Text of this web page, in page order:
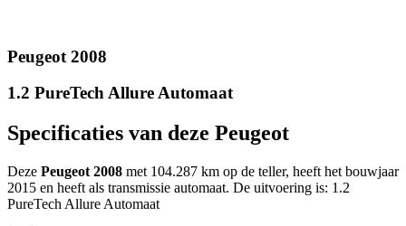
Peugeot 2008
1.2 PureTech Allure Automaat
Specificaties van deze Peugeot
Deze Peugeot 2008 met 104.287 km op de teller, heeft het bouwjaar
2015 en heeft als transmissie automaat. De uitvoering is: 1.2
PureTech Allure Automaat